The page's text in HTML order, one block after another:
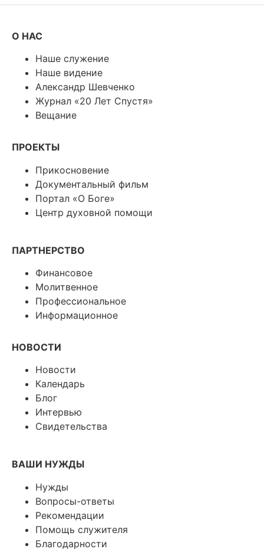
О НАС
Наше служение
Наше видение
Александр Шевченко
Журнал «20 Лет Спустя»
Вещание
ПРОЕКТЫ
Прикосновение
Документальный фильм
Портал «О Боге»
Центр духовной помощи
ПАРТНЕРСТВО
Финансовое
Молитвенное
Профессиональное
Информационное
НОВОСТИ
Новости
Календарь
Блог
Интервью
Свидетельства
ВАШИ НУЖДЫ
Нужды
Вопросы-ответы
Рекомендации
Помощь служителя
Благодарности